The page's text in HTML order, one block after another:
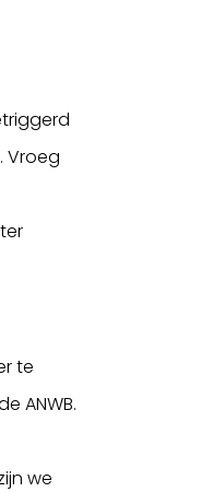
Vroeg
te
ANWB.
we